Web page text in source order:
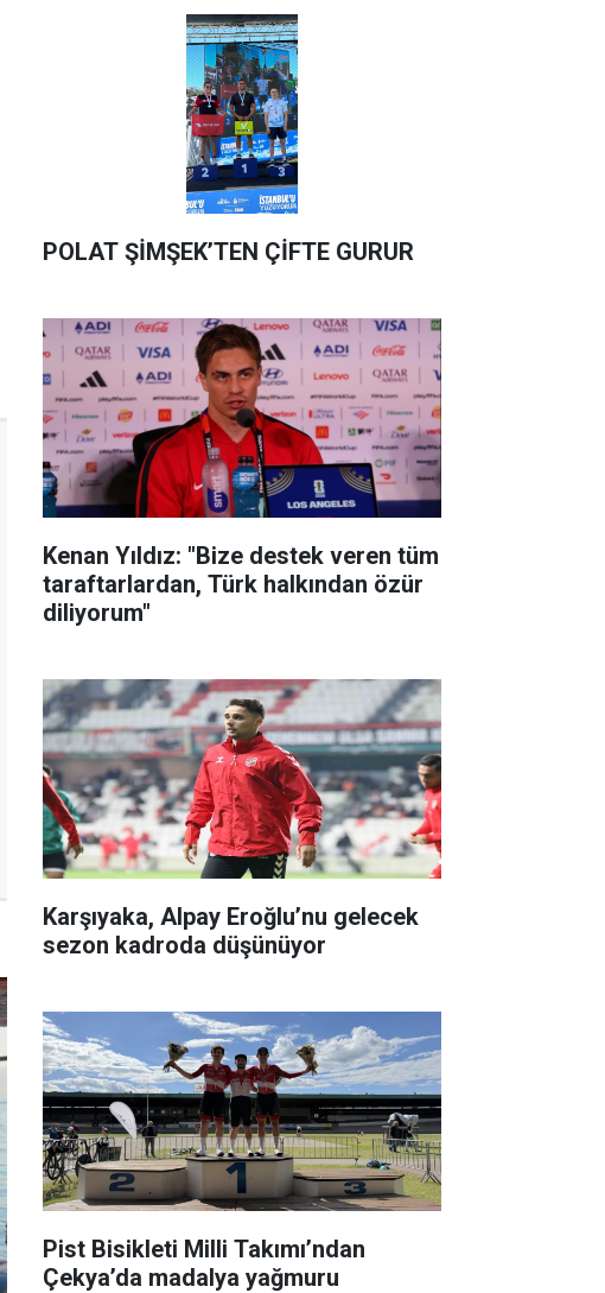
POLAT ŞİMŞEK’TEN ÇİFTE GURUR
Kenan Yıldız: "Bize destek veren tüm
taraftarlardan, Türk halkından özür
diliyorum"
Karşıyaka, Alpay Eroğlu’nu gelecek
sezon kadroda düşünüyor
Pist Bisikleti Milli Takımı’ndan
Çekya’da madalya yağmuru